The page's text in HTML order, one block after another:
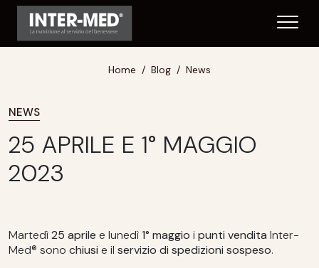
Home Blog News
NEWS
25 APRILE E 1° MAGGIO
2023
Martedì25 aprile e lunedì1° maggio i punti vendita Inter-
Med® sono chiusi e il servizio di spedizioni sospeso.